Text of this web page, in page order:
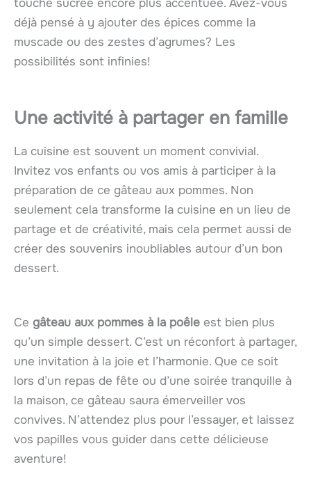
touche sucrée encore plus accentuée. Avez-vous
déjà pensé à y ajouter des épices comme la
muscade ou des zestes d’agrumes? Les
possibilités sont infinies!
Une activité à partager en famille
La cuisine est souvent un moment convivial.
Invitez vos enfants ou vos amis à participer à la
préparation de ce gâteau aux pommes. Non
seulement cela transforme la cuisine en un lieu de
partage et de créativité, mais cela permet aussi de
créer des souvenirs inoubliables autour d’un bon
dessert.
Ce gâteau aux pommes à la poêle est bien plus
qu’un simple dessert. C’est un réconfort à partager,
une invitation à la joie et l’harmonie. Que ce soit
lors d’un repas de fête ou d’une soirée tranquille à
la maison, ce gâteau saura émerveiller vos
convives. N’attendez plus pour l’essayer, et laissez
vos papilles vous guider dans cette délicieuse
aventure!